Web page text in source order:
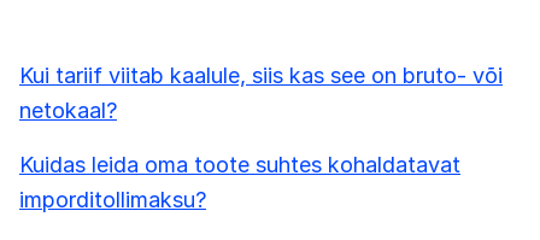
Kui tariif viitab kaalule, siis kas see on bruto- või
netokaal?
Kuidas leida oma toote suhtes kohaldatavat
imporditollimaksu?